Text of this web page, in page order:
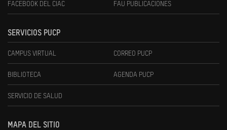
FACEBOOK DEL CIAC FAU PUBLICACIONES
SERVICIOS PUCP
CAMPUS VIRTUAL CORREO PUCP
BIBLIOTECA AGENDA PUCP
SERVICIO DE SALUD
MAPA DEL SITIO